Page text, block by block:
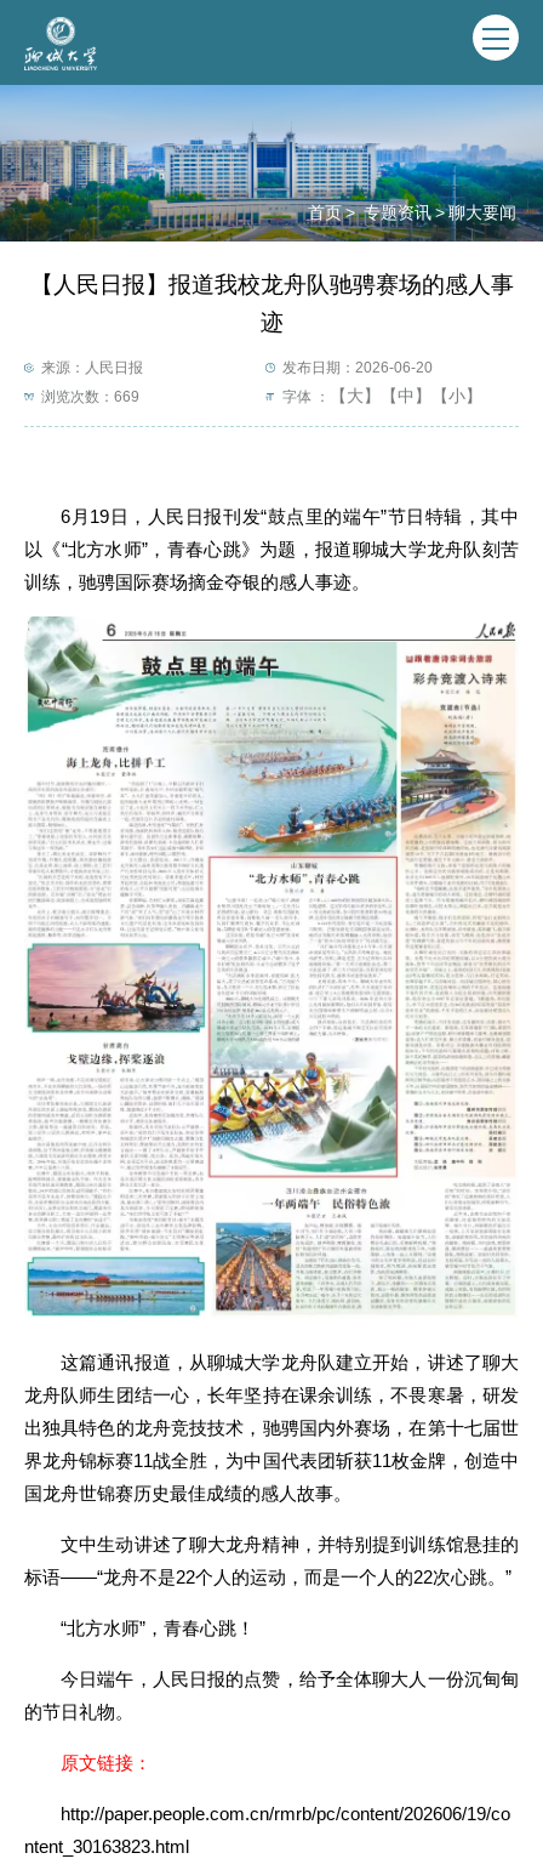
首页 > 专题资讯>聊大要闻
【人民日报】报道我校龙舟队驰骋赛场的感人事
迹
来源：人民日报
发布日期：2026-06-20
浏览次数：669 字体 ： 【大】 【中】 【小】
6月19日，人民日报刊发“鼓点里的端午”节日特辑，其中
以《“北方水师”，青春心跳》为题，报道聊城大学龙舟队刻苦
训练，驰骋国际赛场摘金夺银的感人事迹。
这篇通讯报道，从聊城大学龙舟队建立开始，讲述了聊大
龙舟队师生团结一心，长年坚持在课余训练，不畏寒暑，研发
出独具特色的龙舟竞技技术，驰骋国内外赛场，在第十七届世
界龙舟锦标赛11战全胜，为中国代表团斩获11枚金牌，创造中
国龙舟世锦赛历史最佳成绩的感人故事。
文中生动讲述了聊大龙舟精神，并特别提到训练馆悬挂的
标语——“龙舟不是22个人的运动，而是一个人的22次心跳。”
“北方水师”，青春心跳！
今日端午，人民日报的点赞，给予全体聊大人一份沉甸甸
的节日礼物。
原文链接：
http://paper.people.com.cn/rmrb/pc/content/202606/19/co
ntent_30163823.html